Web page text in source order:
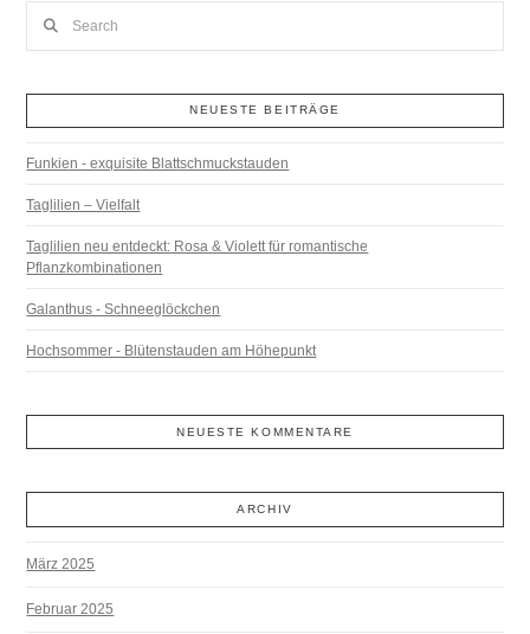
NEUESTE BEITRÄGE
Funkien - exquisite Blattschmuckstauden
Taglilien – Vielfalt
Taglilien neu entdeckt: Rosa & Violett für romantische
Pflanzkombinationen
Galanthus - Schneeglöckchen
Hochsommer - Blütenstauden am Höhepunkt
NEUESTE KOMMENTARE
ARCHIV
März 2025
Februar 2025